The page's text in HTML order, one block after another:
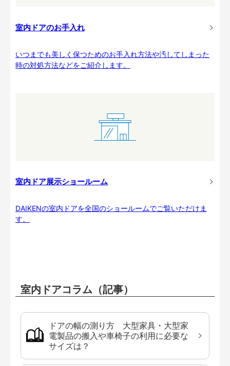
室内ドアのお手入れ
いつまでも美しく保つためのお手入れ方法や汚してしまった
時の対処方法などをご紹介します。
室内ドア展示ショールーム
DAIKENの室内ドアを全国のショールームでご覧いただけま
す。
室内ドアコラム（記事）
ドアの幅の測り方 大型家具・大型家
電製品の搬入や車椅子の利用に必要な
サイズは？